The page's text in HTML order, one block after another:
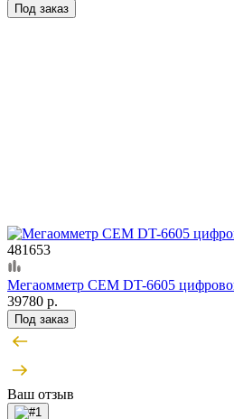
Под заказ
481653
Мегаомметр CEM DT-6605
39780 р.
Под заказ
Ваш отзыв